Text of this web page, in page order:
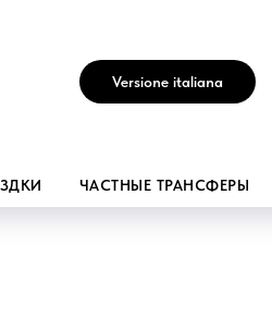
Versione italiana
ЧАСТНЫЕ ТРАНСФЕРЫ